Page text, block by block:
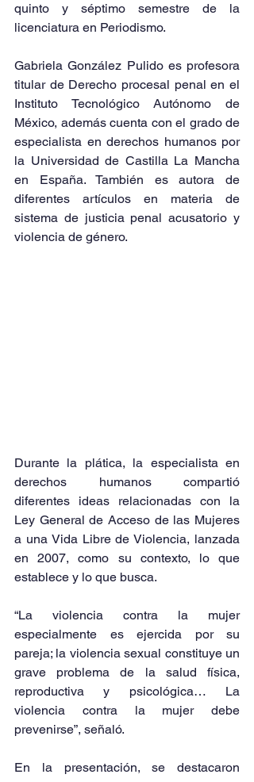
quinto y séptimo semestre de la
licenciatura en Periodismo.
Gabriela González Pulido es profesora
titular de Derecho procesal penal en el
Instituto Tecnológico Autónomo de
México, además cuenta con el grado de
especialista en derechos humanos por
la Universidad de Castilla La Mancha
en España. También es autora de
diferentes artículos en materia de
sistema de justicia penal acusatorio y
violencia de género.
Durante la plática, la especialista en
derechos humanos compartió
diferentes ideas relacionadas con la
Ley General de Acceso de las Mujeres
a una Vida Libre de Violencia, lanzada
en 2007, como su contexto, lo que
establece y lo que busca.
“La violencia contra la mujer
especialmente es ejercida por su
pareja; la violencia sexual constituye un
grave problema de la salud física,
reproductiva y psicológica… La
violencia contra la mujer debe
prevenirse”, señaló.
En la presentación, se destacaron